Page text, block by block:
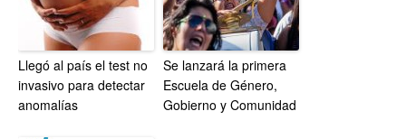
Llegó al país el test no
invasivo para detectar
anomalías
Se lanzará la primera
Escuela de Género,
Gobierno y Comunidad